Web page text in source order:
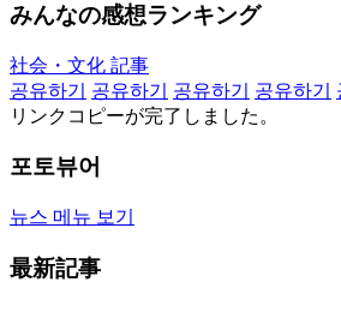
みんなの感想ランキング
社会・文化 記事
공유하기
공유하기 공유하기 공유하기
リンクコピーが完了しました。
포토뷰어
뉴스 메뉴 보기
最新記事